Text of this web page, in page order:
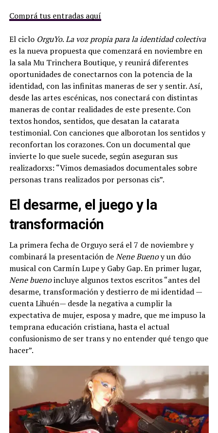
Comprá tus entradas aquí
El ciclo OrguYo.La voz propia para la identidad colectiva
es la nueva propuesta que comenzará en noviembre en
la sala Mu Trinchera Boutique, y reunirá diferentes
oportunidades de conectarnos con la potencia de la
identidad, con las infinitas maneras de ser y sentir. Así,
desde las artes escénicas, nos conectará con distintas
maneras de contar realidades de este presente. Con
textos hondos, sentidos, que desatan la catarata
testimonial. Con canciones que alborotan los sentidos y
reconfortan los corazones. Con un documental que
invierte lo que suele sucede, según aseguran sus
realizadorxs: “Vimos demasiados documentales sobre
personas trans realizados por personas cis”.
El desarme, el juego y la
transformación
La primera fecha de Orguyo será el 7 de noviembre y
combinará la presentación deNene Buenoy un dúo
musical con Carmín Lupe y Gaby Gap. En primer lugar,
Nene buenoincluye algunos textos escritos “antes del
desarme, transformación y destierro de mi identidad —
cuenta Lihuén— desde la negativa a cumplir la
expectativa de mujer, esposa y madre, que me impuso la
temprana educación cristiana, hasta el actual
confusionismo de ser trans y no entender qué tengo que
hacer”.